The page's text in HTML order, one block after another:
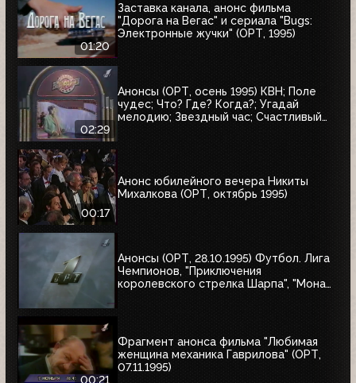
01:20
Заставка канала, анонс фильма
"Дорога на Вегас" и сериала "Bugs:
Электронные жучки" (ОРТ, 1995)
02:29
Анонсы (ОРТ, осень 1995) КВН; Поле
чудес; Что? Где? Когда?; Угадай
мелодию; Звездный час; Счастливый
00:17
Анонс юбилейного вечера Никиты
Михалкова (ОРТ, октябрь 1995)
Анонсы (ОРТ, 28.10.1995) Футбол. Лига
Чемпионов, "Приключения
королевского стрелка Шарпа", "Мона
00:21
Фрагмент анонса фильма "Любимая
женщина механика Гаврилова" (ОРТ,
07.11.1995)